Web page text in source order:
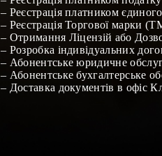
– Реєстрація платником
– Реєстрація Торгової марки
– Отримання Ліцензій або
– Розробка індивідуальних
– Абонентське юридичне
– Абонентське бухгалтерське
– Доставка документів в офіс